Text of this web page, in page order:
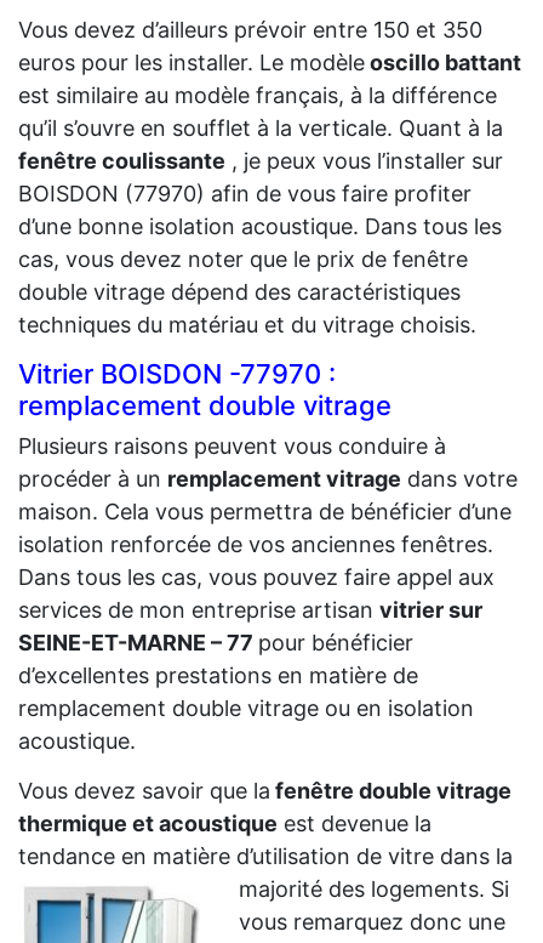
Vous devez d’ailleurs prévoir entre 150 et 350
euros pour les installer. Le modèleoscillo battant
est similaire au modèle français, à la différence
qu’il s’ouvre en soufflet à la verticale. Quant à la
fenêtre coulissante , je peux vous l’installer sur
BOISDON (77970) afin de vous faire profiter
d’une bonne isolation acoustique. Dans tous les
cas, vous devez noter que le prix de fenêtre
double vitrage dépend des caractéristiques
techniques du matériau et du vitrage choisis.
Vitrier BOISDON -77970 :
remplacement double vitrage
Plusieurs raisons peuvent vous conduire à
procéder à un remplacement vitrage dans votre
maison. Cela vous permettra de bénéficier d’une
isolation renforcée de vos anciennes fenêtres.
Dans tous les cas, vous pouvez faire appel aux
services de mon entreprise artisan vitrier sur
SEINE-ET-MARNE – 77 pour bénéficier
d’excellentes prestations en matière de
remplacement double vitrage ou en isolation
acoustique.
Vous devez savoir que la fenêtre double vitrage
thermique et acoustique est devenue la
tendance en matière d’utilisation de vitre dans la
majorité des logements. Si
vous remarquez donc une